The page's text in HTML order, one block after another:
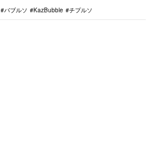
バブルソ
KazBubble チプルソ